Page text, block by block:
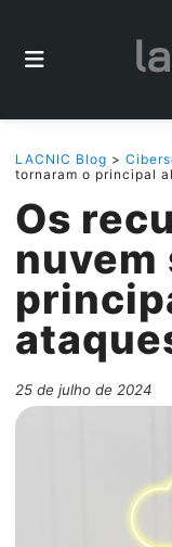
LACNIC Blog >
tornaram o principal
Os
nuvem
25 de julho de 2024